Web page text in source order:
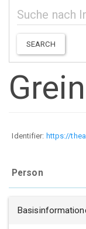
SEARCH
Identifier: https://
Person